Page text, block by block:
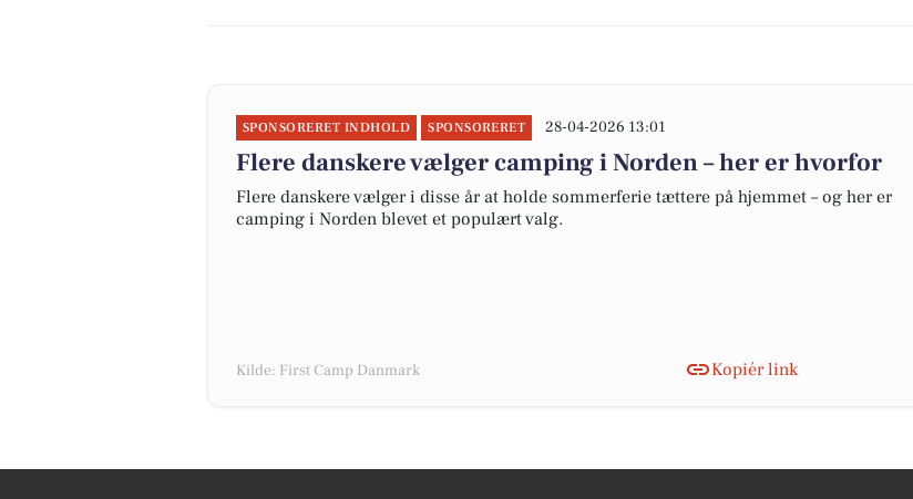
SPONSORERET INDHOLD SPONSORERET 28-04-2026 13:01
Flere danskere vælger camping i Norden – her er hvorfor
Flere danskere vælger i disse år at holde sommerferie tættere på hjemmet – og her er
camping i Norden blevet et populært valg.
Kilde: First Camp Danmark Kopiér link